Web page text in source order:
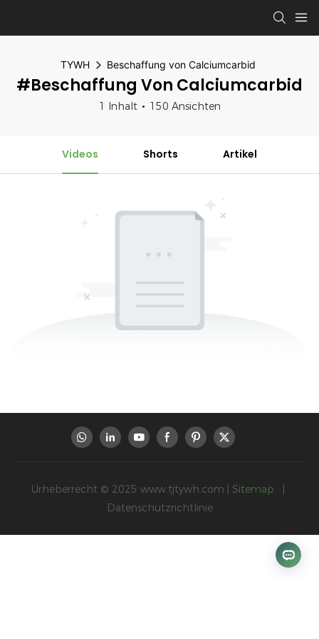
TYWH Beschaffung von Calciumcarbid
#Beschaffung Von Calciumcarbid
1 Inhalt 150 Ansichten
Videos Shorts Artikel
Urheberrecht © 2025 www.tjtywh.com Sitemap
Datenschutzrichtlinie